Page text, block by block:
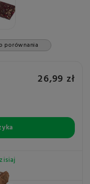
porównania
26,99 zł